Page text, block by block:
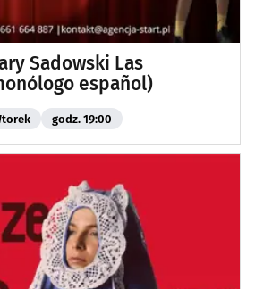
Sadowski Las
español)
godz. 19:00